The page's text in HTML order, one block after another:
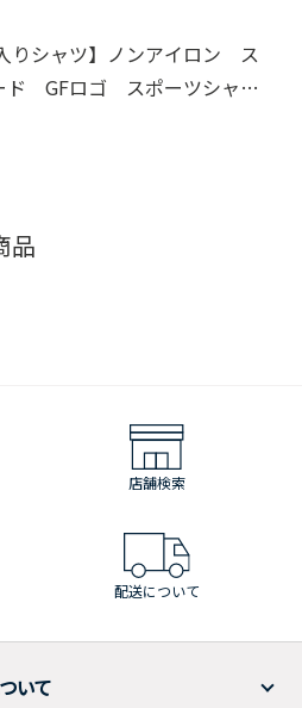
りシャツ】ノンアイロン ス
ド GFロゴ スポーツシャ
品
店舗検索
配送について
いて